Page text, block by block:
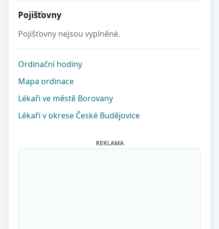
Pojišťovny
Pojišťovny nejsou vyplněné.
Ordinační hodiny
Mapa ordinace
Lékaři ve městě Borovany
Lékaři v okrese České Budějovice
REKLAMA